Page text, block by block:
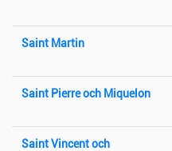
Saint Martin
Saint Pierre och Miquelon
Saint Vincent och